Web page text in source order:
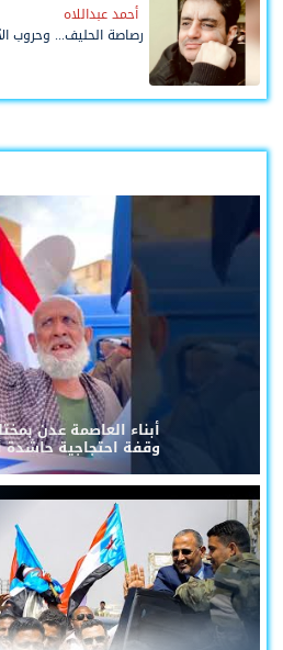
أحمد عبداللاه
رصاصة الحليف... وحروب
أبناء العاصمة عدن
وقفة احتجاجية حاشدة